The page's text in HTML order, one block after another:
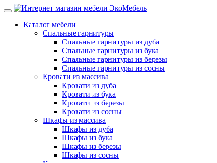
Каталог мебели
Спальные гарнитуры
Спальные гарнитуры из дуба
Спальные гарнитуры из бука
Спальные гарнитуры из березы
Спальные гарнитуры из сосны
Кровати из массива
Кровати из дуба
Кровати из бука
Кровати из березы
Кровати из сосны
Шкафы из массива
Шкафы из дуба
Шкафы из бука
Шкафы из березы
Шкафы из сосны